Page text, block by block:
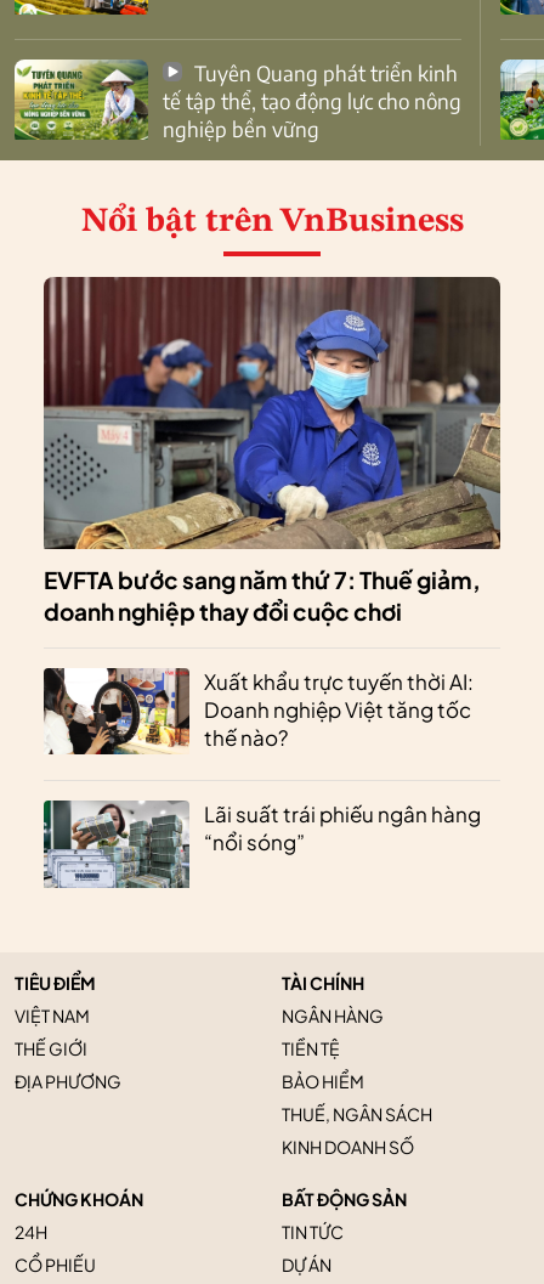
tế tập thể, tạo động lực cho nông
nghiệp bền vững
Nổi bật trên VnBusiness
EVFTA bước sang năm thứ 7: Thuế giảm,
doanh nghiệp thay đổi cuộc chơi
Xuất khẩu trực tuyến thời AI:
Doanh nghiệp Việt tăng tốc
thế nào?
Lãi suất trái phiếu ngân hàng
“nổi sóng”
TIÊU ĐIỂM
VIỆT NAM
THẾ GIỚI
ĐỊA PHƯƠNG
TÀI CHÍNH
NGÂN HÀNG
TIỀN TỆ
BẢO HIỂM
THUẾ, NGÂN SÁCH
KINH DOANH SỐ
CHỨNG KHOÁN
24H
CỔ PHIẾU
BẤT ĐỘNG SẢN
TIN TỨC
DỰ ÁN